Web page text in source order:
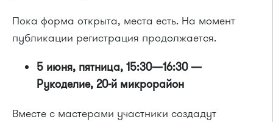
Пока форма открыта, места есть. На момент
публикации регистрация продолжается.
5 июня, пятница, 15:30—16:30 —
Рукоделие, 20-й микрорайон
Вместе с мастерами участники создадут